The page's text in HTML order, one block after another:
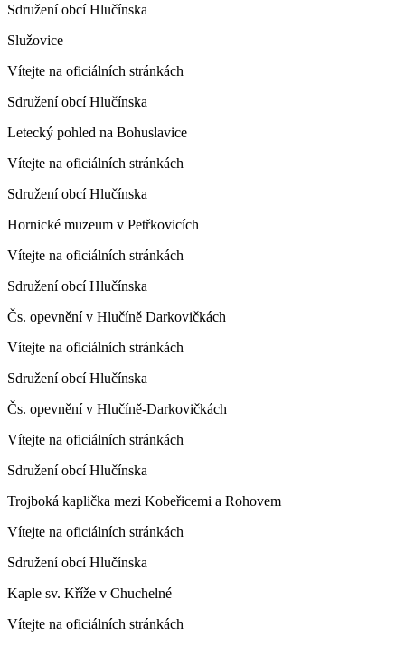
Sdružení obcí Hlučínska
Služovice
Vítejte na oficiálních stránkách
Sdružení obcí Hlučínska
Letecký pohled na Bohuslavice
Vítejte na oficiálních stránkách
Sdružení obcí Hlučínska
Hornické muzeum v Petřkovicích
Vítejte na oficiálních stránkách
Sdružení obcí Hlučínska
Čs. opevnění v Hlučíně Darkovičkách
Vítejte na oficiálních stránkách
Sdružení obcí Hlučínska
Čs. opevnění v Hlučíně-Darkovičkách
Vítejte na oficiálních stránkách
Sdružení obcí Hlučínska
Trojboká kaplička mezi Kobeřicemi a Rohovem
Vítejte na oficiálních stránkách
Sdružení obcí Hlučínska
Kaple sv. Kříže v Chuchelné
Vítejte na oficiálních stránkách